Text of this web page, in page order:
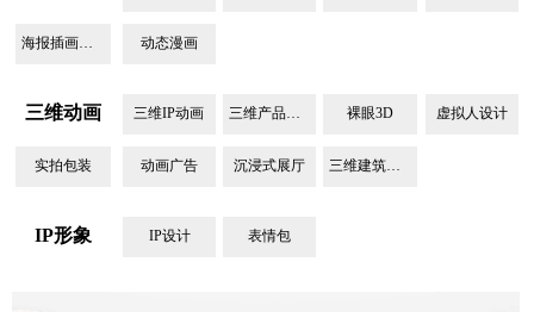
海报插画设计 动态漫画
三维IP动画 三维产品动画 裸眼3D 虚拟人设计
实拍包装 动画广告
三维动画
沉浸式展厅 三维建筑动画
IP设计 表情包
IP形象